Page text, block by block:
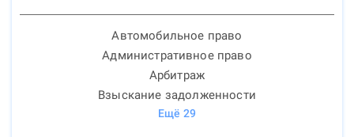
Автомобильное право
Административное право
Арбитраж
Взыскание задолженности
Ещё 29